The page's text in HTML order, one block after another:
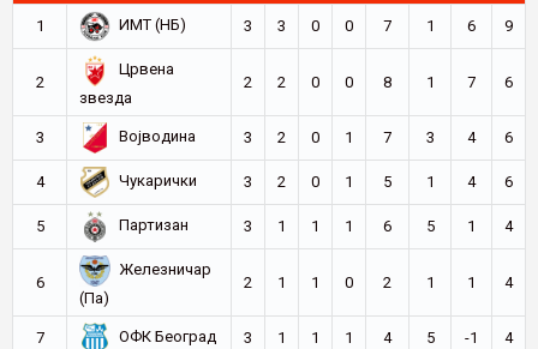
1 ИМТ (НБ) 3 3 0 0 7 1 6 9
2
Црвена
звезда
2 2 0 0 8 1 7 6
3 Војводина 3 2 0 1 7 3 4 6
4 Чукарички 3 2 0 1 5 1 4 6
5 Партизан 3 1 1 1 6 5 1 4
6
Железничар
(Па)
2 1 1 0 2 1 1 4
7 ОФК Београд 3 1 1 1 4 5 -1 4